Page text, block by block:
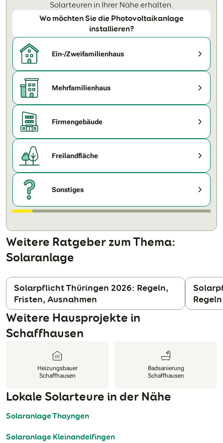
Solarteuren in Ihrer Nähe erhalten.
Wo möchten Sie die Photovoltaikanlage
installieren?
Ein-/Zweifamilienhaus
Mehrfamilienhaus
Firmengebäude
Freilandfläche
Sonstiges
Weitere Ratgeber zum Thema:
Solaranlage
Solarpflicht Thüringen 2026: Regeln,
Fristen, Ausnahmen
Weitere Hausprojekte in
Schaffhausen
Heizungsbauer
Schaffhausen
Badsanierung
Schaffhausen
Lokale Solarteure in der Nähe
Solaranlage Thayngen
Solaranlage Kleinandelfingen